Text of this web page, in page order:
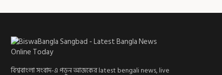
বিশ্ববাংলা সংবাদ-এ পড়ুন আজকের latest bengali news, live